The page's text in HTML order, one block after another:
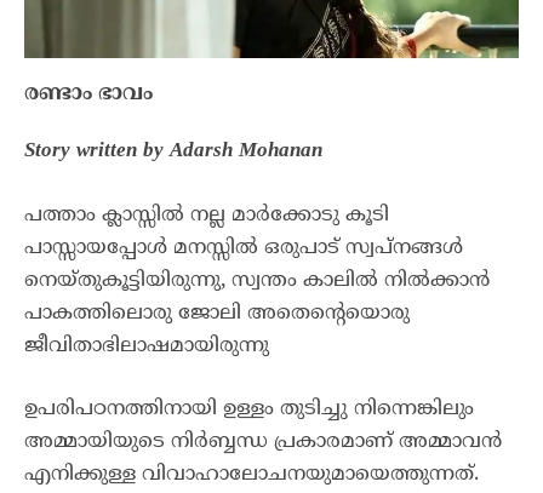
രണ്ടാം ഭാവം
Story written by Adarsh Mohanan
പത്താം ക്ലാസ്സിൽ നല്ല മാർക്കോടു കൂടി
പാസ്സായപ്പോൾ മനസ്സിൽ ഒരുപാട് സ്വപ്നങ്ങൾ
നെയ്തുകൂട്ടിയിരുന്നു, സ്വന്തം കാലിൽ നിൽക്കാൻ
പാകത്തിലൊരു ജോലി അതെന്റെയൊരു
ജീവിതാഭിലാഷമായിരുന്നു
ഉപരിപഠനത്തിനായി ഉള്ളം തുടിച്ചു നിന്നെങ്കിലും
അമ്മായിയുടെ നിർബ്ബന്ധ പ്രകാരമാണ് അമ്മാവൻ
എനിക്കുള്ള വിവാഹാലോചനയുമായെത്തുന്നത്.